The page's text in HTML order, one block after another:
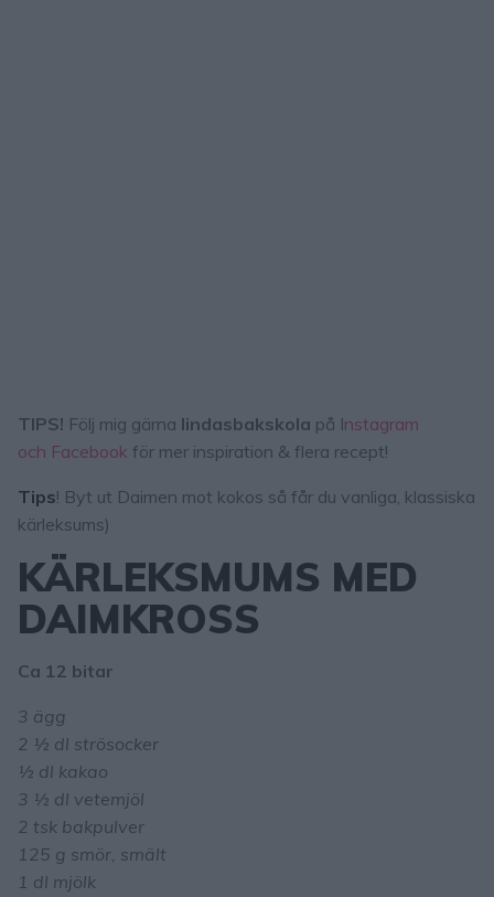
TIPS! Följ mig gärna lindasbakskola på Instagram
och Facebook för mer inspiration & flera recept!
Tips! Byt ut Daimen mot kokos så får du vanliga, klassiska
kärleksums)
KÄRLEKSMUMS MED
DAIMKROSS
Ca 12 bitar
3 ägg
2 ½ dl strösocker
½ dl kakao
3 ½ dl vetemjöl
2 tsk bakpulver
125 g smör, smält
1 dl mjölk